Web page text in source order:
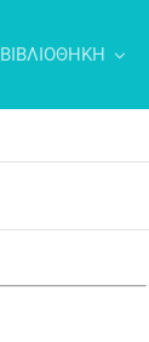
ΒΙΒΛΙΟΘΗΚΗ